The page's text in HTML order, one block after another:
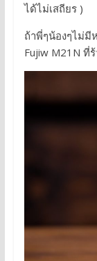
ได้ไม่เสถียร )
ถ้าพี่ๆน้องๆไม่มี
Fujiw M21N ที่